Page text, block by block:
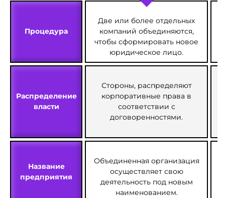
Процедура
Две или более отдельных
компаний объединяются,
чтобы сформировать новое
юридическое лицо.
Распределение
власти
Стороны, распределяют
корпоративные права в
соответствии с
договоренностями.
Название
предприятия
Объединенная организация
осуществляет свою
деятельность под новым
наименованием.